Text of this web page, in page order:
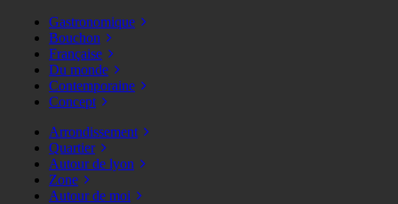
Gastronomique
Bouchon
Française
Du monde
Contemporaine
Concept
Arrondissement
Quartier
Autour de lyon
Zone
Autour de moi